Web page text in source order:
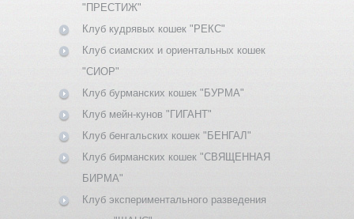
"ПРЕСТИЖ"
Клуб кудрявых кошек "РЕКС"
Клуб сиамских и ориентальных кошек
"СИОР"
Клуб бурманских кошек "БУРМА"
Клуб мейн-кунов "ГИГАНТ"
Клуб бенгальских кошек "БЕНГАЛ"
Клуб бирманских кошек "СВЯЩЕННАЯ
БИРМА"
Клуб экспериментального разведения